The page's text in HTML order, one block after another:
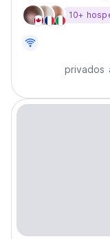
neighborhood just
we’re a small,
spontaneous...
10+
privados